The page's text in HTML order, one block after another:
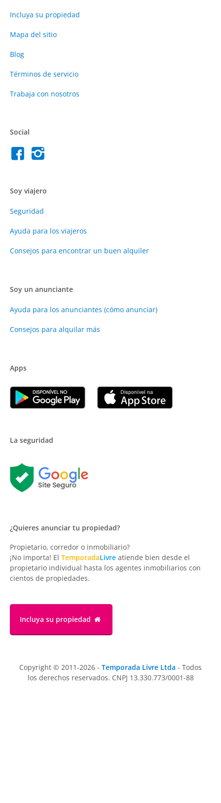
Incluya su propiedad
Mapa del sitio
Blog
Términos de servicio
Trabaja con nosotros
Social
Soy viajero
Seguridad
Ayuda para los viajeros
Consejos para encontrar un buen alquiler
Soy un anunciante
Ayuda para los anunciantes (cómo anunciar)
Consejos para alquilar más
Apps
La seguridad
¿Quieres anunciar tu propiedad?
Propietario, corredor o inmobiliario?
¡No importa! El TemporadaLivre atiende bien desde el
propietario individual hasta los agentes inmobiliarios con
cientos de propiedades.
Incluya su propiedad
Copyright © 2011-2026 - Temporada Livre Ltda - Todos
los derechos reservados. CNPJ 13.330.773/0001-88